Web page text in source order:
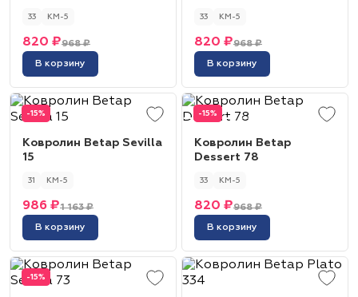
33 КМ-5
968 ₽
820 ₽
В корзину
33 КМ-5
968 ₽
820 ₽
В корзину
-15%
Ковролин Betap Sevilla
15
31 КМ-5
1 163 ₽
986 ₽
В корзину
-15%
Ковролин Betap
Dessert 78
33 КМ-5
968 ₽
820 ₽
В корзину
-15%